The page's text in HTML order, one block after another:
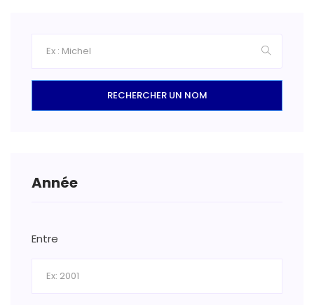
RECHERCHER UN NOM
Année
Entre